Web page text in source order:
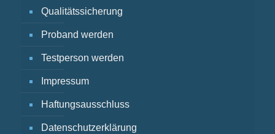
Qualitätssicherung
Proband werden
Testperson werden
Impressum
Haftungsausschluss
Datenschutzerklärung